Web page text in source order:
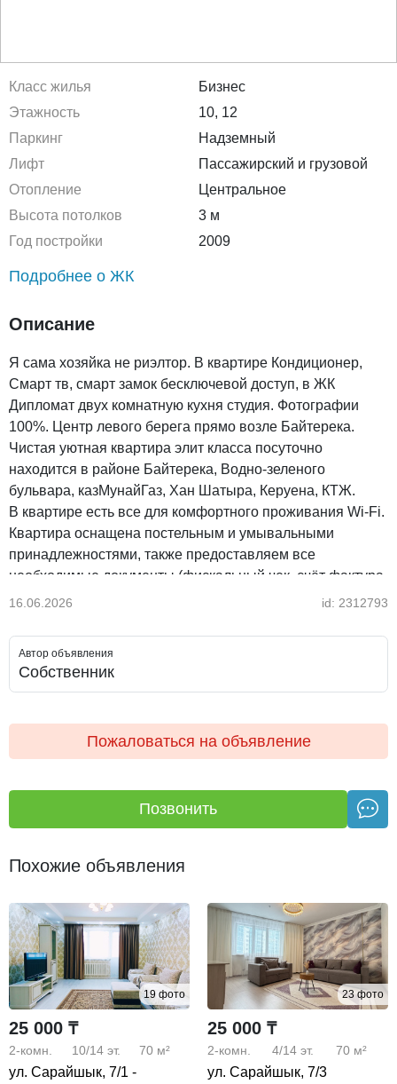
Класс жилья
Бизнес
Этажность
10, 12
Паркинг
Надземный
Лифт
Пассажирский и грузовой
Отопление
Центральное
Высота потолков
3 м
Год постройки
2009
Подробнее о ЖК
Описание
Я сама хозяйка не риэлтор. В квартире Кондиционер,
Смарт тв, смарт замок бесключевой доступ, в ЖК
Дипломат двух комнатную кухня студия. Фотографии
100%. Центр левого берега прямо возле Байтерека.
Чистая уютная квартира элит класса посуточно
находится в районе Байтерека, Водно-зеленого
бульвара, казМунайГаз, Хан Шатыра, Керуена, КТЖ.
В квартире есть все для комфортного проживания Wi-Fi.
Квартира оснащена постельным и умывальными
принадлежностями, также предоставляем все
необходимые документы (фискальный чек, счёт фактура,
акт выполненных работ).
улучшенная, кухня-студия, новая сантехника, санузел
совместный, евроремонт, уютная, домофон, документы
для отчетности, лоджия, не угловая, стиральная машина-
16.06.2026 id: 2312793
Автор объявления
Собственник
Пожаловаться на объявление
Позвонить
Похожие объявления
19 фото
25 000 ₸
2-комн. 10/14 эт. 70 м²
ул. Сарайшык, 7/1 -
23 фото
25 000 ₸
2-комн. 4/14 эт. 70 м²
ул. Сарайшык, 7/3